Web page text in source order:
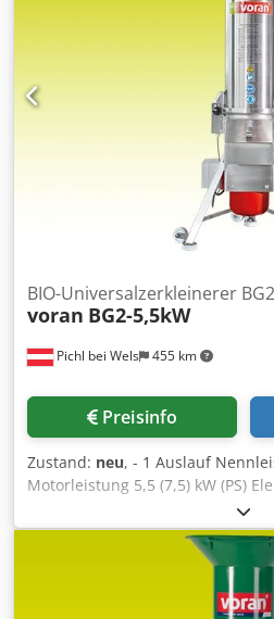
Pichl bei Wels 455 km
BIO-Universalzerkleinerer
voran BG2-5,5kW
Preisinfo
Zustand: neu, - 1 Auslauf
Motorleistung 5,5 (7,5) kW (PS)
50Hz (3 Phasen) Chsdpfx Ajb Nvr
Absicherung 16 A Laenge 725
1520 mm Gewicht 75 kg Material
Auswurf in 475 mm Lieferumfang